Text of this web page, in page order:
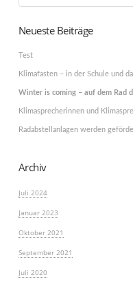
Neueste Beiträge
Test
Klimafasten – in der Schule und
Winter is coming – auf dem Rad
Klimasprecherinnen und
Radabstellanlagen werden
Archiv
Juli 2024
Januar 2023
Oktober 2021
September 2021
Juli 2020